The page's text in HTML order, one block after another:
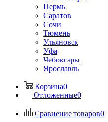
Пермь
Саратов
Сочи
Тюмень
Ульяновск
Уфа
Чебоксары
Ярославль
Корзина0
Отложенные0
Сравнение товаров0